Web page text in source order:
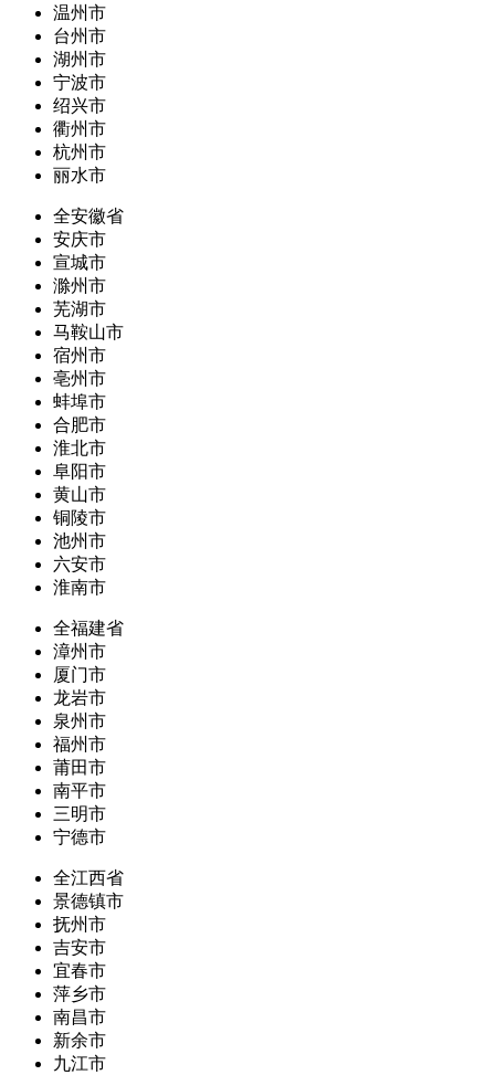
温州市
台州市
湖州市
宁波市
绍兴市
衢州市
杭州市
丽水市
全安徽省
安庆市
宣城市
滁州市
芜湖市
马鞍山市
宿州市
亳州市
蚌埠市
合肥市
淮北市
阜阳市
黄山市
铜陵市
池州市
六安市
淮南市
全福建省
漳州市
厦门市
龙岩市
泉州市
福州市
莆田市
南平市
三明市
宁德市
全江西省
景德镇市
抚州市
吉安市
宜春市
萍乡市
南昌市
新余市
九江市